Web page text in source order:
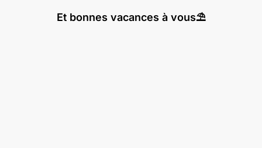
Et bonnes vacances à vous⛱️